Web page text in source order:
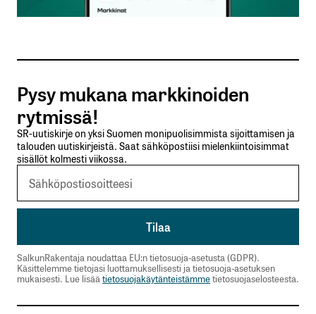
Sähköpostiosoitteesi
Tilaa SalkunRakentajan uutiskirje
Lähetä kommentti
Pysy mukana markkinoiden
rytmissä!
SR-uutiskirje on yksi Suomen monipuolisimmista sijoittamisen ja
talouden uutiskirjeistä. Saat sähköpostiisi mielenkiintoisimmat
sisällöt kolmesti viikossa.
SalkunRakentaja noudattaa EU:n tietosuoja-asetusta (GDPR).
Käsittelemme tietojasi luottamuksellisesti ja tietosuoja-asetuksen
mukaisesti. Lue lisäätietosuojakäytänteistämmetietosuojaselosteesta.